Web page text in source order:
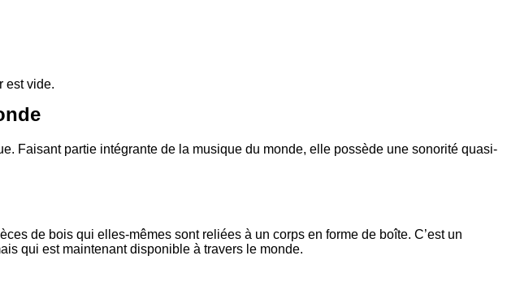
est vide.
Faisant partie intégrante de la musique du monde, elle possède une sonorité quasi-
de bois qui elles-mêmes sont reliées à un corps en forme de boîte. C’est un
qui est maintenant disponible à travers le monde.